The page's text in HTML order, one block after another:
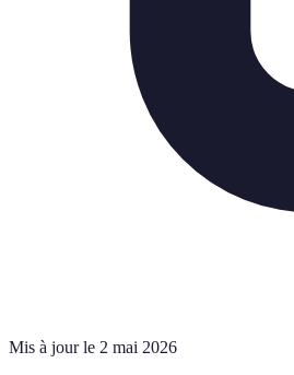
Mis à jour le 2 mai 2026